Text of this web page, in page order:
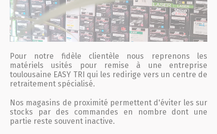
Pour notre fidèle clientèle nous reprenons les
matériels usités pour remise à une entreprise
toulousaine EASY TRI qui les redirige vers un centre de
retraitement spécialisé.
Nos magasins de proximité permettent d'éviter les sur
stocks par des commandes en nombre dont une
partie reste souvent inactive.